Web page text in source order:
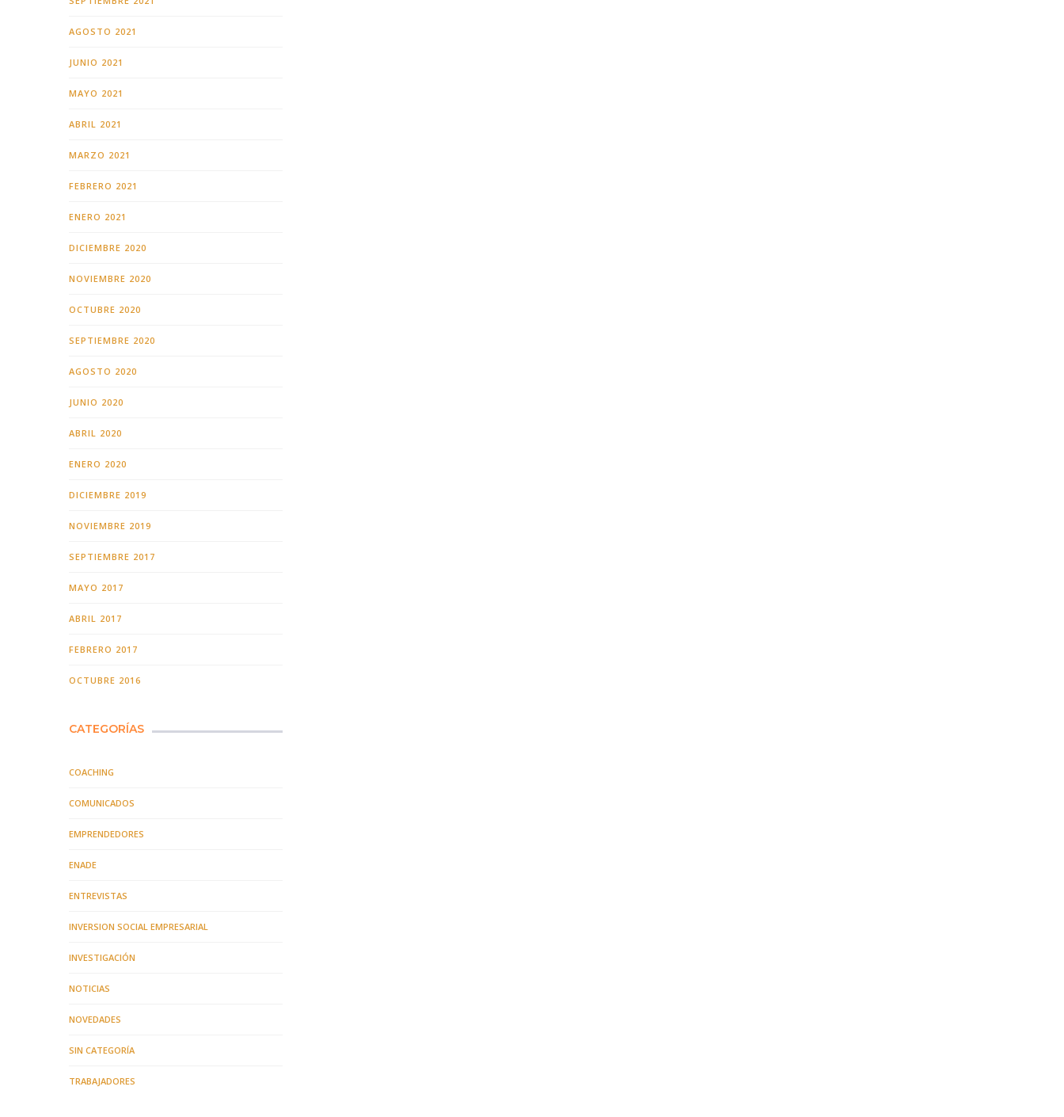
AGOSTO 2021
JUNIO 2021
MAYO 2021
ABRIL 2021
MARZO 2021
FEBRERO 2021
ENERO 2021
DICIEMBRE 2020
NOVIEMBRE 2020
OCTUBRE 2020
SEPTIEMBRE 2020
AGOSTO 2020
JUNIO 2020
ABRIL 2020
ENERO 2020
DICIEMBRE 2019
NOVIEMBRE 2019
SEPTIEMBRE 2017
MAYO 2017
ABRIL 2017
FEBRERO 2017
OCTUBRE 2016
CATEGORÍAS
COACHING
COMUNICADOS
EMPRENDEDORES
ENADE
ENTREVISTAS
INVERSION SOCIAL EMPRESARIAL
INVESTIGACIÓN
NOTICIAS
NOVEDADES
SIN CATEGORÍA
TRABAJADORES